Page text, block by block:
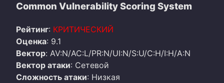
Common Vulnerability Scoring System
Рейтинг: КРИТИЧЕСКИЙ
Оценка: 9.1
Вектор: AV:N/AC:L/PR:N/UI:N/S:U/C:H/I:H/A:N
Вектор атаки: Сетевой
Сложность атаки: Низкая